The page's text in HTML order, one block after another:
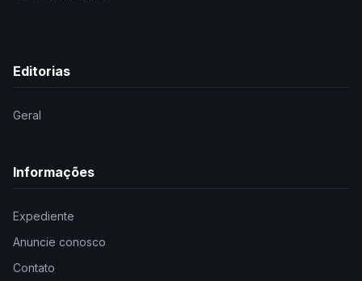
Editorias
Geral
Informações
Expediente
Anuncie conosco
Contato